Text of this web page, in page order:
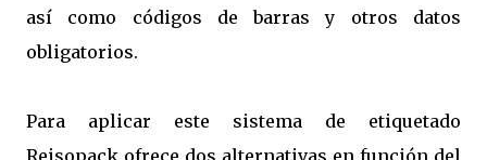
así como códigos de barras y otros datos
obligatorios.
Para aplicar este sistema de etiquetado
Reisopack ofrece dos alternativas en función del